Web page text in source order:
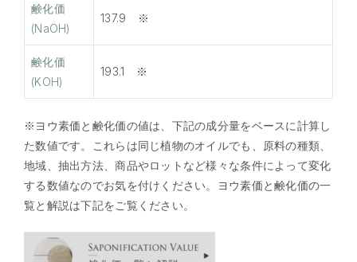
鹸化価
(NaOH)
137.9 ※
鹸化価
(KOH)
193.1 ※
※ヨウ素価と鹸化価の値は、下記の成分量をベースに計算し
た数値です。これらは同じ植物のオイルでも、原料の種類、
地域、抽出方法、商品やロットなど様々な条件によって変化
する数値なのでお気を付けください。ヨウ素価と鹸化価の一
覧と解説は下記をご覧ください。